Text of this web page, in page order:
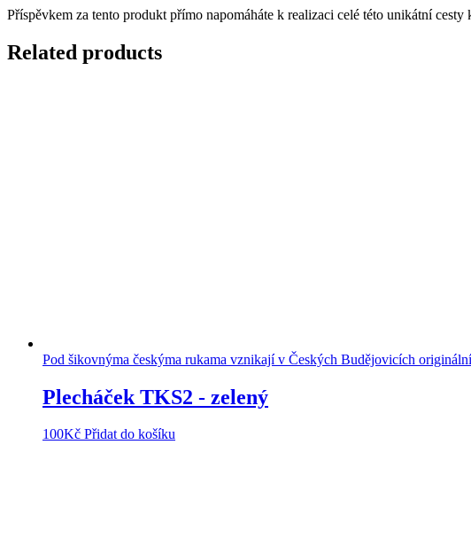
Příspěvkem za tento produkt přímo napomáháte k realizaci celé této unikátní cesty
Related products
Pod šikovnýma českýma rukama vznikají v Českých Budějovicích
Plecháček TKS2 - zelený
100Kč Přidat do košíku